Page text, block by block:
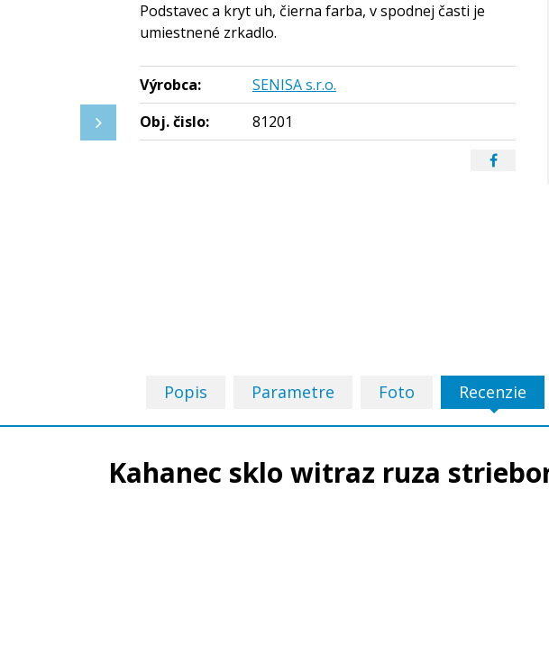
Podstavec a kryt uh, čierna farba, v spodnej časti je
umiestnené zrkadlo.
Výrobca:
SENISA s.r.o.
Obj. čislo:
81201
Popis Parametre Foto Recenzie
Kahanec sklo witraz ruza